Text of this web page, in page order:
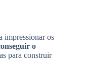
impressionar os
o
para construir